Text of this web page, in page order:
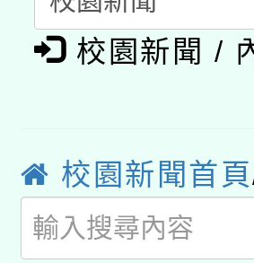
pilot」
有關大陸委
薪期間赴陸
轉知經濟部
用水績優單
動」
桃園市孔廟
開 智慧啟航
2026年桃園
「2026桃園
關事宜
轉知教育部
校園新聞 /
校園新聞首頁